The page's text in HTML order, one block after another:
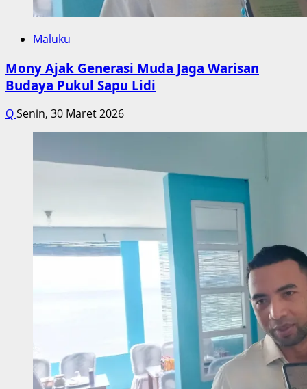
Maluku
Mony Ajak Generasi Muda Jaga Warisan
Budaya Pukul Sapu Lidi
QSenin, 30 Maret 2026